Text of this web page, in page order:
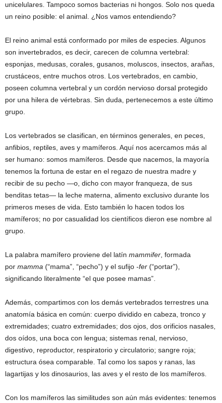
unicelulares. Tampoco somos bacterias ni hongos. Solo nos queda
un reino posible: el animal. ¿Nos vamos entendiendo?
El reino animal está conformado por miles de especies. Algunos
son invertebrados, es decir, carecen de columna vertebral:
esponjas, medusas, corales, gusanos, moluscos, insectos, arañas,
crustáceos, entre muchos otros. Los vertebrados, en cambio,
poseen columna vertebral y un cordón nervioso dorsal protegido
por una hilera de vértebras. Sin duda, pertenecemos a este último
grupo.
Los vertebrados se clasifican, en términos generales, en peces,
anfibios, reptiles, aves y mamíferos. Aquí nos acercamos más al
ser humano: somos mamíferos. Desde que nacemos, la mayoría
tenemos la fortuna de estar en el regazo de nuestra madre y
recibir de su pecho —o, dicho con mayor franqueza, de sus
benditas tetas— la leche materna, alimento exclusivo durante los
primeros meses de vida. Esto también lo hacen todos los
mamíferos; no por casualidad los científicos dieron ese nombre al
grupo.
La palabra mamífero proviene del latín mammifer , formada
por mamma (“mama”, “pecho”) y el sufijo -fer (“portar”),
significando literalmente “el que posee mamas”.
Además, compartimos con los demás vertebrados terrestres una
anatomía básica en común: cuerpo dividido en cabeza, tronco y
extremidades; cuatro extremidades; dos ojos, dos orificios nasales,
dos oídos, una boca con lengua; sistemas renal, nervioso,
digestivo, reproductor, respiratorio y circulatorio; sangre roja;
estructura ósea comparable. Tal como los sapos y ranas, las
lagartijas y los dinosaurios, las aves y el resto de los mamíferos.
Con los mamíferos las similitudes son aún más evidentes: tenemos